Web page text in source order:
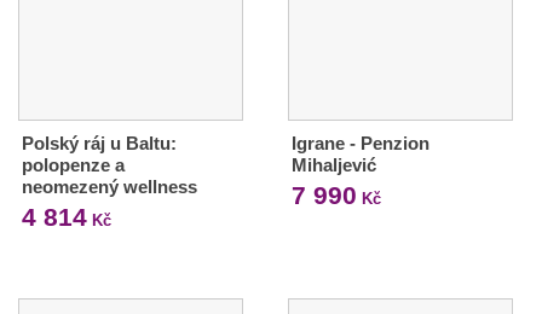
Polský ráj u Baltu:
polopenze a
neomezený wellness
4 814 Kč
Igrane - Penzion
Mihaljević
7 990 Kč